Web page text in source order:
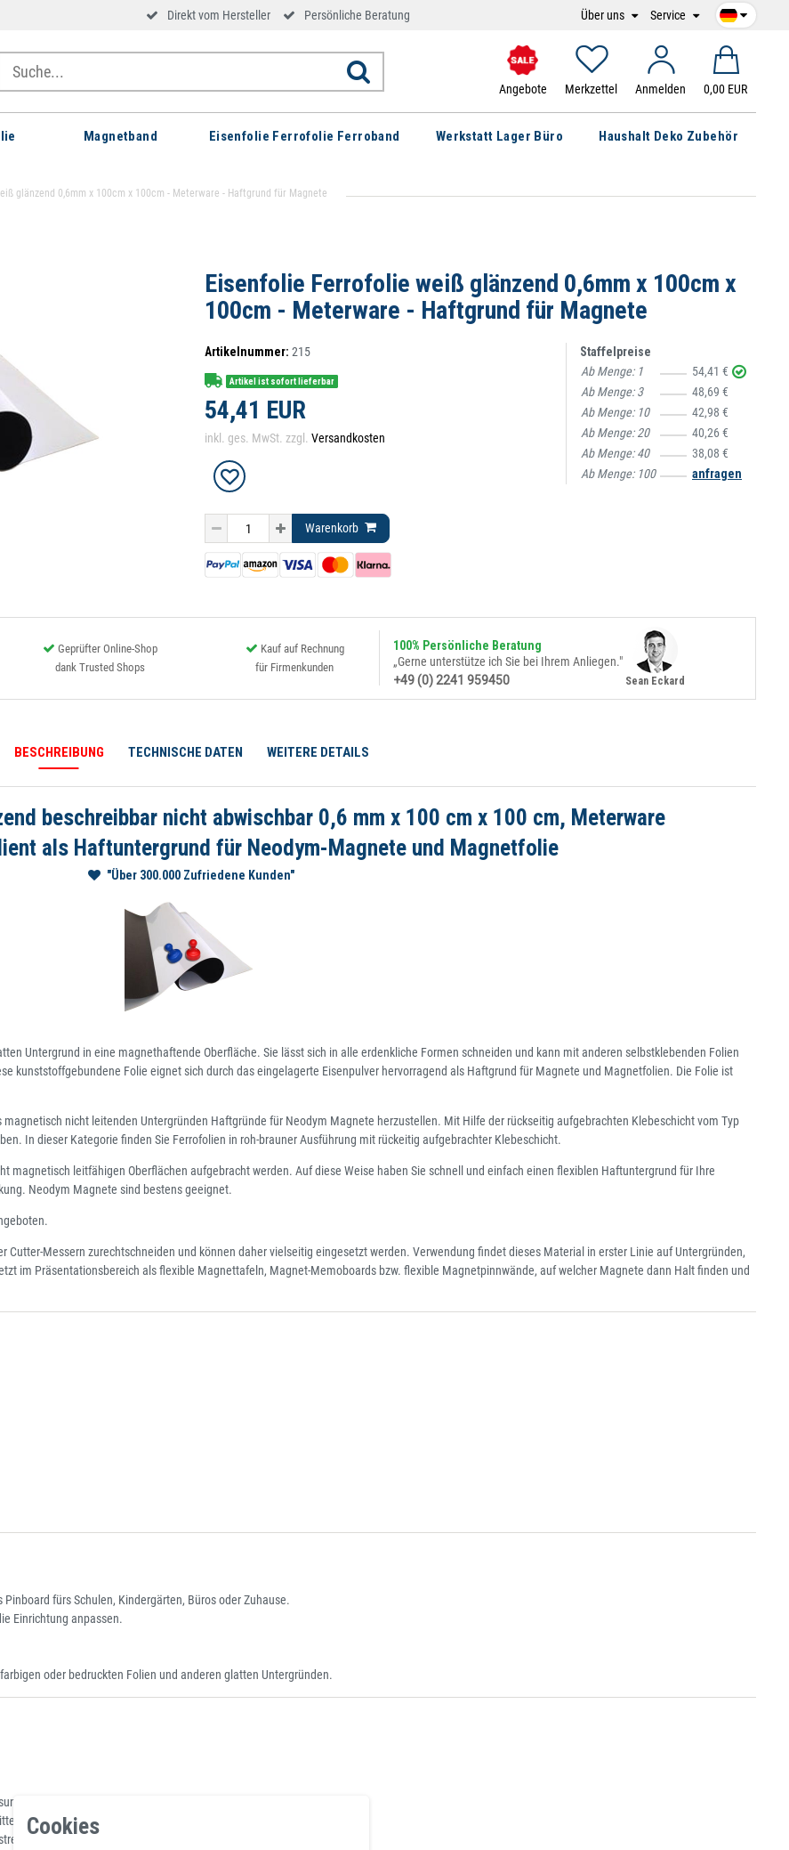
Direkt vom Hersteller Persönliche Beratung Über uns Service
Angebote Merkzettel Anmelden 0,00 EUR
Magnetband Eisenfolie Ferrofolie Ferroband Werkstatt Lager Büro Haushalt Deko Zubehör
glänzend 0,6mm x 100cm x 100cm - Meterware - Haftgrund für Magnete
Eisenfolie Ferrofolie weiß glänzend 0,6mm x 100cm x
100cm - Meterware - Haftgrund für Magnete
Artikelnummer: 215
Artikel ist sofort lieferbar
54,41 EUR
inkl. ges. MwSt. zzgl. Versandkosten
Staffelpreise
Ab Menge: 1
54,41 €
Ab Menge:3
48,69 €
Ab Menge: 10
42,98 €
Ab Menge:20
40,26 €
Ab Menge:40
38,08 €
Ab Menge: 100 anfragen
Warenkorb
Geprüfter Online-Shop
dank Trusted Shops
Kauf auf Rechnung
für Firmenkunden
100% Persönliche Beratung
„Gerne unterstütze ich Sie bei Ihrem Anliegen."
+49 (0) 2241 959450
Sean Eckard
BESCHREIBUNG TECHNISCHE DATEN WEITERE DETAILS
beschreibbar nicht abwischbar 0,6 mm x 100 cm x 100 cm, Meterware
als Haftuntergrund für Neodym-Magnete und Magnetfolie
"Über 300.000 Zufriedene Kunden"
Untergrund in eine magnethaftende Oberfläche. Sie lässt sich in alle erdenkliche Formen schneiden und kann mit anderen selbstklebenden Folien
kunststoffgebundene Folie eignet sich durch das eingelagerte Eisenpulver hervorragend als Haftgrund für Magnete und Magnetfolien. Die Folie ist
nicht leitenden Untergründen Haftgründe für Neodym Magnete herzustellen. Mit Hilfe der rückseitig aufgebrachten Klebeschicht vom Typ
In dieser Kategorie finden Sie Ferrofolien in roh-brauner Ausführung mit rückeitig aufgebrachter Klebeschicht.
magnetisch leitfähigen Oberflächen aufgebracht werden. Auf diese Weise haben Sie schnell und einfach einen flexiblen Haftuntergrund für Ihre
Neodym Magnete sind bestens geeignet.
Messern zurechtschneiden und können daher vielseitig eingesetzt werden. Verwendung findet dieses Material in erster Linie auf Untergründen,
im Präsentationsbereich als flexible Magnettafeln, Magnet-Memoboards bzw. flexible Magnetpinnwände, auf welcher Magnete dann Halt finden und
fürs Schulen, Kindergärten, Büros oder Zuhause.
Einrichtung anpassen.
oder bedruckten Folien und anderen glatten Untergründen.
Flüssigkeit zur Reinigung verwenden.
werden.
überstehende Folie zuschneiden.
Cookies